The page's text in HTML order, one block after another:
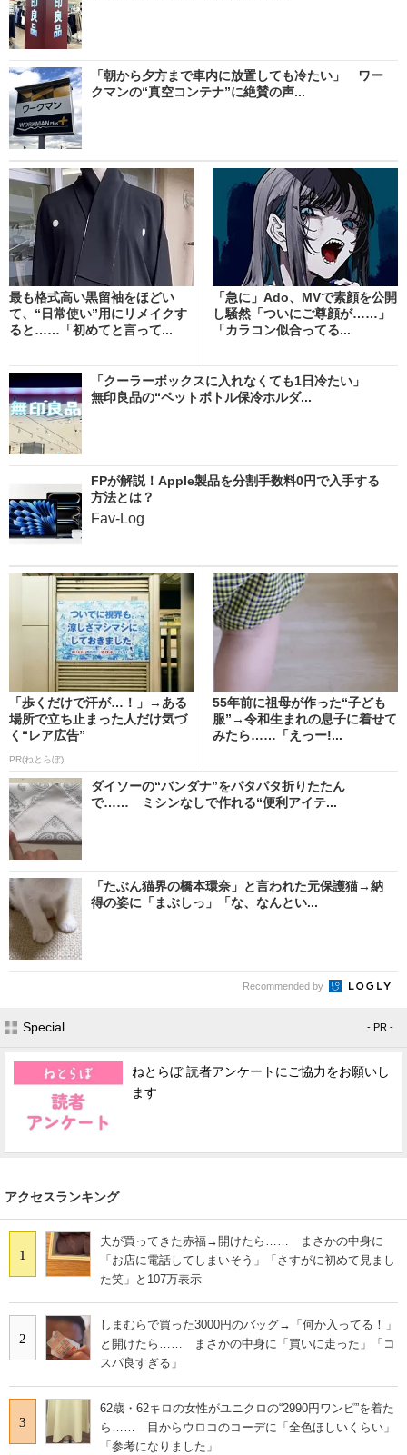
「朝から夕方まで車内に放置しても冷たい」 ワー
クマンの“真空コンテナ”に絶賛の声...
最も格式高い黒留袖をほどい
て、“日常使い”用にリメイクす
ると……「初めてと言って...
「急に」Ado、MVで素顔を公開
し騒然「ついにご尊顔が……」
「カラコン似合ってる...
「クーラーボックスに入れなくても1日冷たい」
無印良品の“ペットボトル保冷ホルダ...
FPが解説！Apple製品を分割手数料0円で入手する
方法とは？
Fav-Log
「歩くだけで汗が…！」→ある
場所で立ち止まった人だけ気づ
く“レア広告”
PR(ねとらぼ)
55年前に祖母が作った“子ども
服”→令和生まれの息子に着せて
みたら……「えっー!...
ダイソーの“バンダナ”をパタパタ折りたたん
で…… ミシンなしで作れる“便利アイテ...
「たぶん猫界の橋本環奈」と言われた元保護猫→納
得の姿に「まぶしっ」「な、なんとい...
Recommended by
Special - PR -
ねとらぼ 読者アンケートにご協力をお願いし
ます
アクセスランキング
1
夫が買ってきた赤福→開けたら…… まさかの中身に
「お店に電話してしまいそう」「さすがに初めて見まし
た笑」と107万表示
2
しまむらで買った3000円のバッグ→「何か入ってる！」
と開けたら…… まさかの中身に「買いに走った」「コ
スパ良すぎる」
3
62歳・62キロの女性がユニクロの“2990円ワンピ”を着た
ら…… 目からウロコのコーデに「全色ほしいくらい」
「参考になりました」